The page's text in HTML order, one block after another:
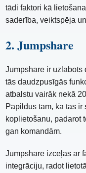
tādi faktori kā
saderība, veiktspēja
2. Jumpshare
Jumpshare ir uzlabots
tās daudzpusīgās
atbalstu vairāk nekā
Papildus tam, ka tas
koplietošanu, padarot
gan komandām.
Jumpshare izceļas ar
integrāciju, radot